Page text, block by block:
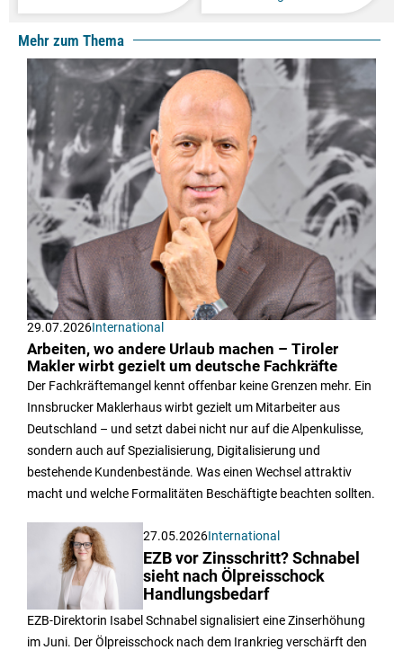
Mehr zum Thema
29.07.2026International
Arbeiten, wo andere Urlaub machen – Tiroler
Makler wirbt gezielt um deutsche Fachkräfte
Der Fachkräftemangel kennt offenbar keine Grenzen mehr. Ein
Innsbrucker Maklerhaus wirbt gezielt um Mitarbeiter aus
Deutschland – und setzt dabei nicht nur auf die Alpenkulisse,
sondern auch auf Spezialisierung, Digitalisierung und
bestehende Kundenbestände. Was einen Wechsel attraktiv
macht und welche Formalitäten Beschäftigte beachten sollten.
27.05.2026International
EZB vor Zinsschritt? Schnabel
sieht nach Ölpreisschock
Handlungsbedarf
EZB-Direktorin Isabel Schnabel signalisiert eine Zinserhöhung
im Juni. Der Ölpreisschock nach dem Irankrieg verschärft den